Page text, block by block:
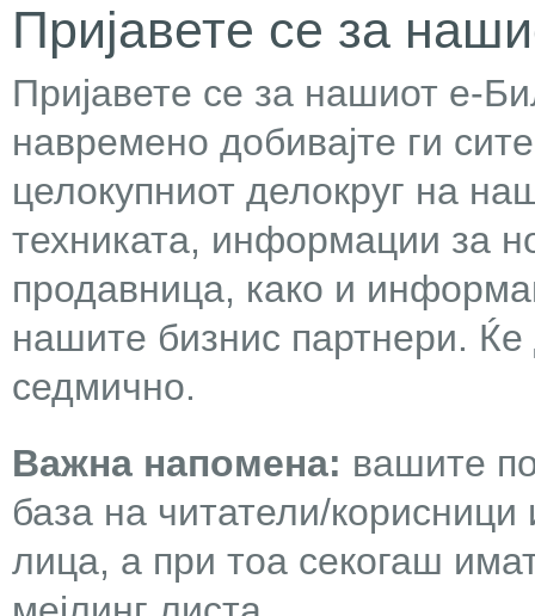
Пријавете се за
Пријавете се за нашиот е-
навремено добивајте ги
целокупниот делокруг на
техниката, информации за
продавница, како и
нашите бизнис партнери.
седмично.
Важна напомена: вашите
база на читатели/
лица, а при тоа секогаш